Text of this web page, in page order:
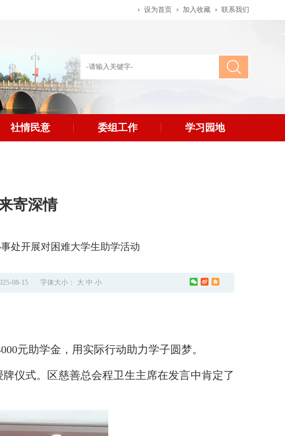
设为首页 加入收藏 联系我们
社情民意 委组工作 学习园地
寄深情
处开展对困难大学生助学活动
08-15 字体大小： 大 中 小
元助学金，用实际行动助力学子圆梦。
仪式。区慈善总会程卫生主席在发言中肯定了